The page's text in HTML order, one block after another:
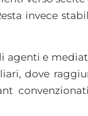
invece
agenti e
dove